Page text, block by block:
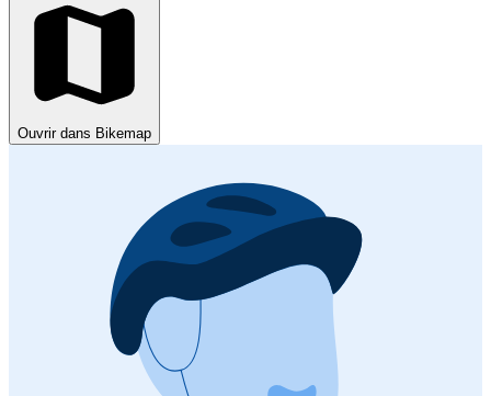
Ouvrir dans Bikemap